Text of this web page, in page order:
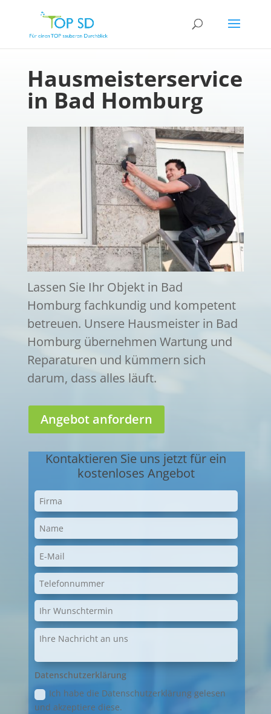
Hausmeisterservice
in Bad Homburg
Lassen Sie Ihr Objekt in Bad
Homburg fachkundig und kompetent
betreuen. Unsere Hausmeister in Bad
Homburg übernehmen Wartung und
Reparaturen und kümmern sich
darum, dass alles läuft.
Angebot anfordern
Kontaktieren Sie uns jetzt für ein
kostenloses Angebot
Datenschutzerklärung
Ich habe die Datenschutzerklärung gelesen
und akzeptiere diese.